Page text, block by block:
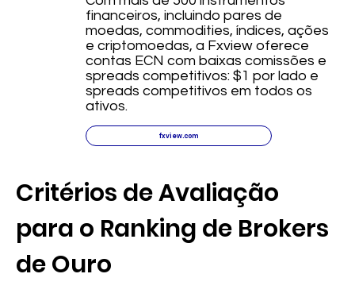
Critérios de Avaliação
para o Ranking de Brokers
de Ouro
financeiros, incluindo pares de
moedas, commodities, índices, ações
e criptomoedas, a Fxview oferece
contas ECN com baixas comissões e
spreads competitivos: $1 por lado e
spreads competitivos em todos os
ativos.
fxview.com